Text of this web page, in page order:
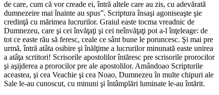
de care, cum că vor creade ei, întră altele care au zis, cu adevărată
dumnezeire mai înainte au spus”. Scriptura însaşi agoniseaşte şie
credinţă cu mărimea lucrurilor. Graiul easte tocma vreadnic de
Dumnezeu, care şi cei învăţaţi şi cei neînvăţaţi pot a-l înţeleage: de
tot ce easte rău să feresc, ceale ce sânt bune le poruncesc. Şi mai pre
urmă, întră atâta osibire şi înălţime a lucrurilor minunată easte unirea
a atâţa scriitori! Scrisorile apostolilor întăresc pre scrisorile prorocilor
şi aşijderea a prorocilor pre ale apostolilor. Amândoao Scripturile
aceastea, şi cea Veachie şi cea Noao, Dumnezeu în multe chipuri ale
Sale le-au cunoscut, cu minuni şi întâmplări luminate le-au întărit.